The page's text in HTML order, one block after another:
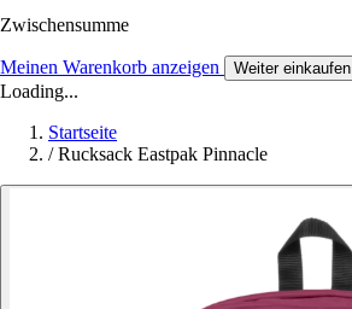
Zwischensumme
Meinen Warenkorb anzeigen Weiter einkaufen
Loading...
Startseite
/ Rucksack Eastpak Pinnacle